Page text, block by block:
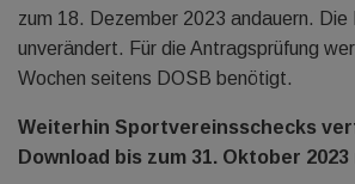
zum 18. Dezember 2023 andauern. Die
unverändert. Für die Antragsprüfung
Wochen seitens DOSB benötigt.
Weiterhin Sportvereinsschecks
Download bis zum 31. Oktober